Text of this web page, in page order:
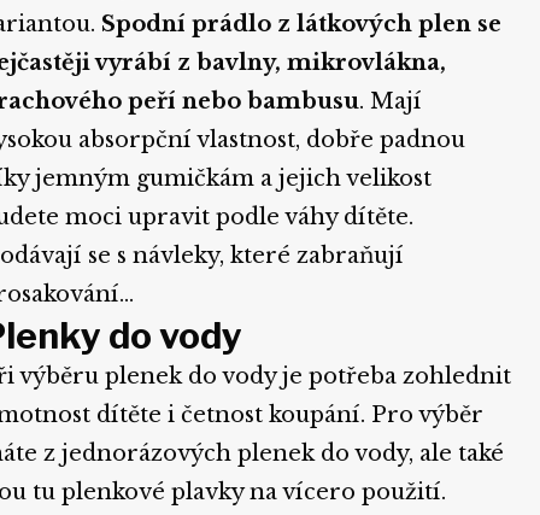
Spodní prádlo z látkových plen se
vyrábí z bavlny, mikrovlákna,
peří nebo bambusu. Mají
absorpční vlastnost, dobře padnou
jemným gumičkám a jejich velikost
moci upravit podle váhy dítěte.
se s návleky, které zabraňují
do vody
výběru plenek do vody je potřeba zohlednit
dítěte i četnost koupání. Pro výběr
z jednorázových plenek do vody, ale také
tu plenkové plavky na vícero použití.